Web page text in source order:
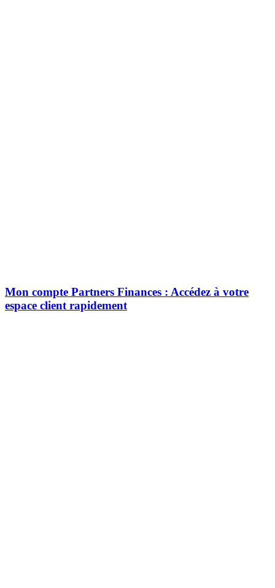
Mon compte Partners Finances : Accédez à votre
espace client rapidement